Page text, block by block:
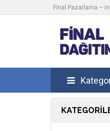
Final Pazarlama ~